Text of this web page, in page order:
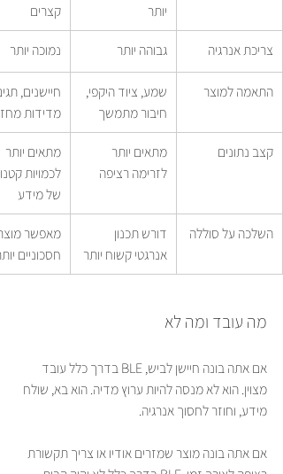
יותר
קצרים
צריכת אנרגיה גבוהה יותר נמוכה יותר
התאמה למוצר
שמע, ציוד היקפי,
חיבור מתמשך
חיישנים,
מדידות
קצב נתונים
מתאים יותר
לזרימה רציפה
מתאים יותר
לכמויות
של מידע
השלכה על סוללה
דורש תכנון
אנרגטי קשוח יותר
מאפשר
חסכוניים
מה עובד ומה לא
אם אתה בונה חיישן לביש, BLE בדרך כלל עובד
מצוין. הוא לא מנסה להיות ערוץ מדיה. הוא בא, שולח
מידע, וחוזר לחסוך אנרגיה.
אם אתה בונה מוצר שמזרים אודיו או צריך תקשורת